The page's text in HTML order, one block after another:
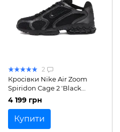
2
Кросівки Nike Air Zoom
Spiridon Cage 2 'Black
Anthracite'| HM8497-010
4 199 грн
Купити